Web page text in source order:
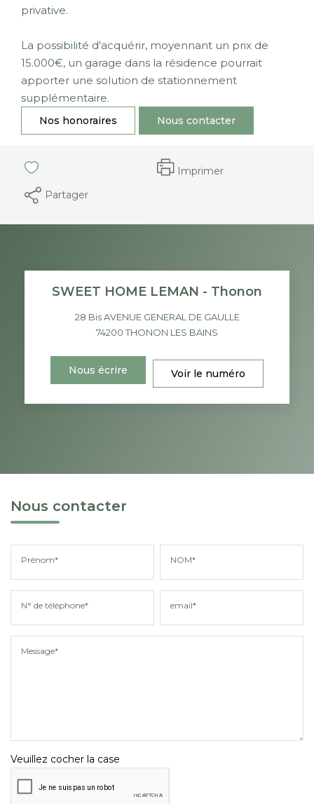
privative.
La possibilité d'acquérir, moyennant un prix de
15.000€, un garage dans la résidence pourrait
apporter une solution de stationnement
supplémentaire.
Nos honoraires Nous contacter
Imprimer
Partager
SWEET HOME LEMAN - Thonon
28 Bis AVENUE GENERAL DE GAULLE
74200THONON LES BAINS
Nous écrire Voir le numéro
Nous contacter
Prénom* NOM*
N° de téléphone* email*
Message*
Veuillez cocher la case